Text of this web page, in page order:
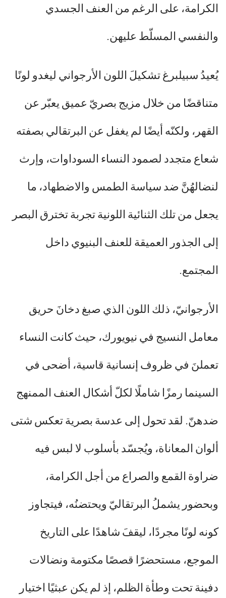
الكرامة، على الرغم من العنف الجسدي
والنفسي المسلّط عليهن.
يُعيدُ سبيلبرغ تشكيلَ اللون الأرجواني ليغدو لونًا
متناقضًا من خلال مزيج بصريّ عميق يعبّر عن
القهر، ولكنّه أيضًا لم يغفل عن البرتقالي بصفته
شعاع متجدد لصمود النساء السوداوات، وإرث
لنضالهُنَّ ضد سياسة الطمس والاضطهاد، ما
يجعل من تلك الثنائية اللونية تجربة تخترق البصر
إلى الجذور العميقة للعنف البنيوي داخل
المجتمع.
الأرجوانيّ، ذلك اللون الذي صبغ دخانَ حريق
معامل النسيج في نيويورك، حيث كانت النساء
تعملنَ في ظروف إنسانية قاسية، أضحى في
السينما رمزًا شاملًا لكلّ أشكال العنف الممنهج
ضدهنّ. لقد تحول إلى عدسة بصرية تعكس شتى
ألوان المعاناة، ويُجسّد بأسلوب لا لبس فيه
ضراوة القمع والصراع من أجل الكرامة،
وبحضور يشملُ البرتقاليّ ويحتضنُه، فيتجاوز
كونه لونًا مجردًا، ليقفَ شاهدًا على التاريخ
الموجع، مستحضرًا قصصًا مكتومة ونضالات
دفينة تحت وطأة الظلم، إذ لم يكن عبثيًا اختيار